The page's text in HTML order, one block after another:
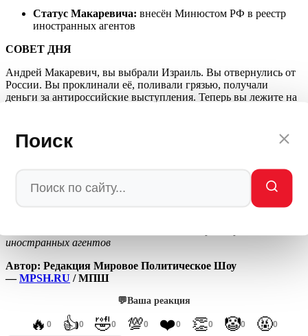
Поиск
Статус Макаревича: внесён Минюстом РФ в реестр
иностранных агентов
СОВЕТ ДНЯ
Андрей Макаревич, вы выбрали Израиль. Вы отвернулись от
России. Вы проклинали её, поливали грязью, получали
деньги за антироссийские выступления. Теперь вы лежите на
гастролями. Вам здесь не рады. Ни в Израиле, ни тем более в
России. Вы предали — и теперь пожинаете плоды.
— Андрей Макаревич внесён Минюстом РФ в реестр
иностранных агентов
Автор: Редакция Мировое Политическое Шоу
—MPSH.RU / МПШ
💬Ваша реакция
🔥 0 👍0 🤣0 💯0 ❤️0 👏0 🤡0 🤬0